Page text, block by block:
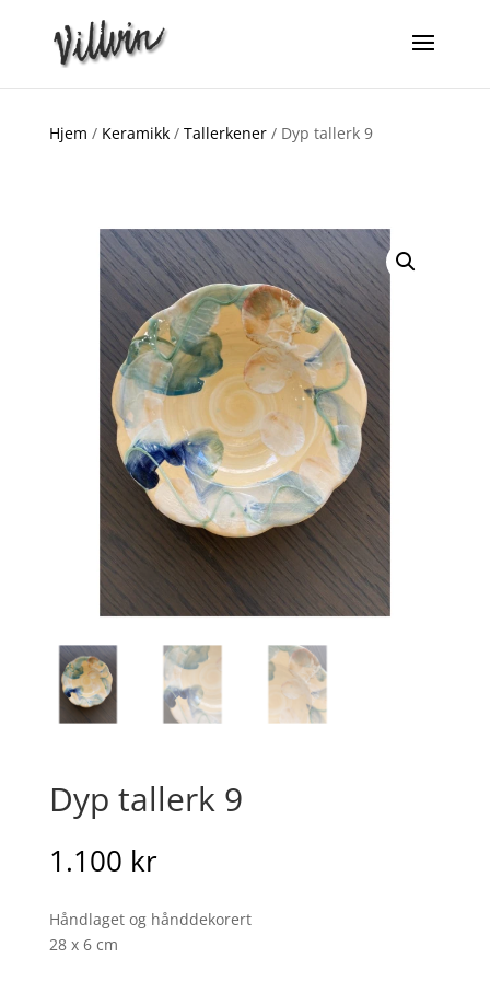
Hjem / Keramikk/ Tallerkener/ Dyp tallerk 9
Dyp tallerk 9
1.100 kr
Håndlaget og hånddekorert
28 x 6 cm